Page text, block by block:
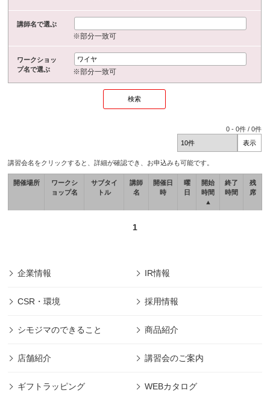
講師名で選ぶ
※部分一致可
ワークショッ
プ名で選ぶ
※部分一致可
0 -0件 /0件
講習会名をクリックすると、詳細が確認でき、お申込みも可能です。
開催場所
ワークシ
ョップ名
サブタイ
トル
講師
名
開催日
時
曜
日
開始
時間
▲
終了
時間
残
席
1
企業情報 IR情報
CSR・環境 採用情報
シモジマのできること 商品紹介
店舗紹介 講習会のご案内
ギフトラッピング WEBカタログ